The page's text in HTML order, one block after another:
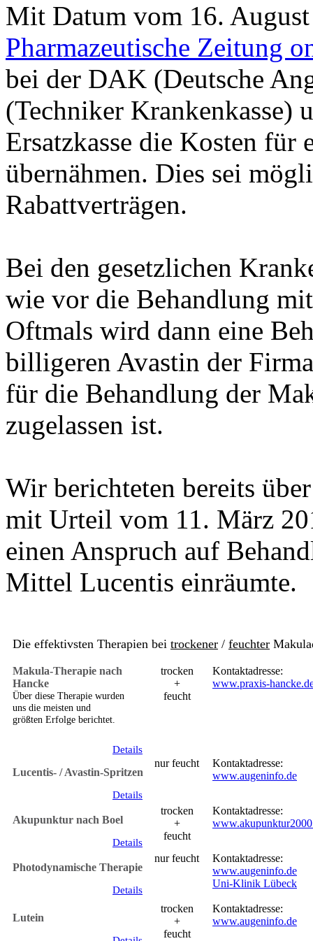
Mit Datum vom 16.
Pharmazeutische Zeitung
bei der DAK (Deutsche
(Techniker Krankenkasse)
Ersatzkasse die Kosten für
übernähmen. Dies sei
Rabattverträgen.
Bei den gesetzlichen
wie vor die Behandlung
Oftmals wird dann eine
billigeren Avastin der
für die Behandlung der
zugelassen ist.
Wir berichteten bereits
mit Urteil vom 11. März
einen Anspruch auf
Mittel Lucentis einräumte.
Die effektivsten Therapien bei trockener / feuchter
Makula-Therapie nach
Hancke
Über diese Therapie wurden
uns die meisten und
größten Erfolge berichtet.
Details
trocken
+
feucht
Kontaktadresse:
www.praxis-
Lucentis- / Avastin-Spritzen
Details
nur feucht
Kontaktadresse:
www.augeninfo.de
Akupunktur nach Boel
Details
trocken
+
feucht
Kontaktadresse:
Photodynamische Therapie
Details
nur feucht
Kontaktadresse:
www.augeninfo.de
Uni-Klinik Lübeck
Lutein
trocken
+
feucht
Kontaktadresse:
www.augeninfo.de